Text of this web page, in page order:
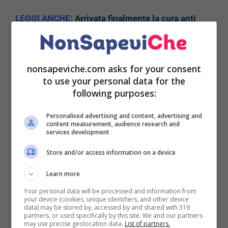
LEGGI ANCHE: Arrivata finalmente la cura anti
Tali sostanze, come evidenziato nello studio,
Spike del virus impedendo ad essa di penetrare
nelle cellule.In questo modo si eviterebbe
l’infezione.
Si tratta di acidi di sicura assunzione secondo i
firmatari della ricerca, che si trovano in maniera
abbondante nella canapa e che non presentano
sostanze psicoattive. Adifferenza della marijuana,
infatti, non vi è alcuna traccia di THC o sostanze
nonsapeviche.com asks for your consent
to use your personal data for the
following purposes:
Personalised advertising and content, advertising and
content measurement, audience research and
services development
Store and/or access information on a device
Learn more
Your personal data will be processed and information from
your device (cookies, unique identifiers, and other device
data) may be stored by, accessed by and shared with 319
partners, or used specifically by this site. We and our partners
may use precise geolocation data. List of partners.